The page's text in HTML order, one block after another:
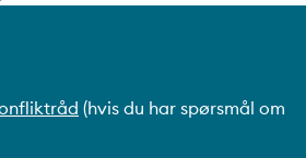
(hvis du har spørsmål om